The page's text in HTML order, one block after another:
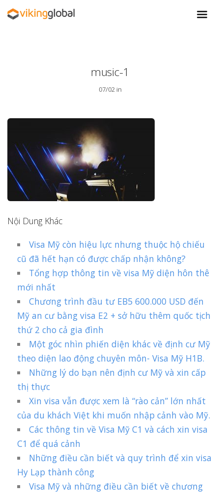
music-1
07/02 in
Nội Dung Khác
Visa Mỹ còn hiệu lực nhưng thuộc hộ chiếu
cũ đã hết hạn có được chấp nhận không?
Tổng hợp thông tin về visa Mỹ diện hôn thê
mới nhất
Chương trình đầu tư EB5 600.000 USD đến
Mỹ an cư bằng visa E2 + sở hữu thêm quốc tịch
thứ 2 cho cả gia đình
Một góc nhìn phiến diện khác về định cư Mỹ
theo diện lao động chuyên môn- Visa Mỹ H1B.
Những lý do bạn nên định cư Mỹ và xin cấp
thị thực
Xin visa vẫn được xem là “rào cản” lớn nhất
của du khách Việt khi muốn nhập cảnh vào Mỹ.
Các thông tin về Visa Mỹ C1 và cách xin visa
C1 để quá cảnh
Những điều cần biết và quy trình để xin visa
Hy Lạp thành công
Visa Mỹ và những điều cần biết về chương